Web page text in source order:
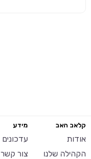
קלאב האב
אודות
הקהילה שלנו
מידע
עדכונים
צור קשר